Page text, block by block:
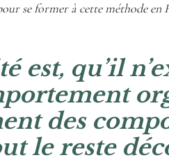
se former à cette méthode en
est, qu’il
des
le reste